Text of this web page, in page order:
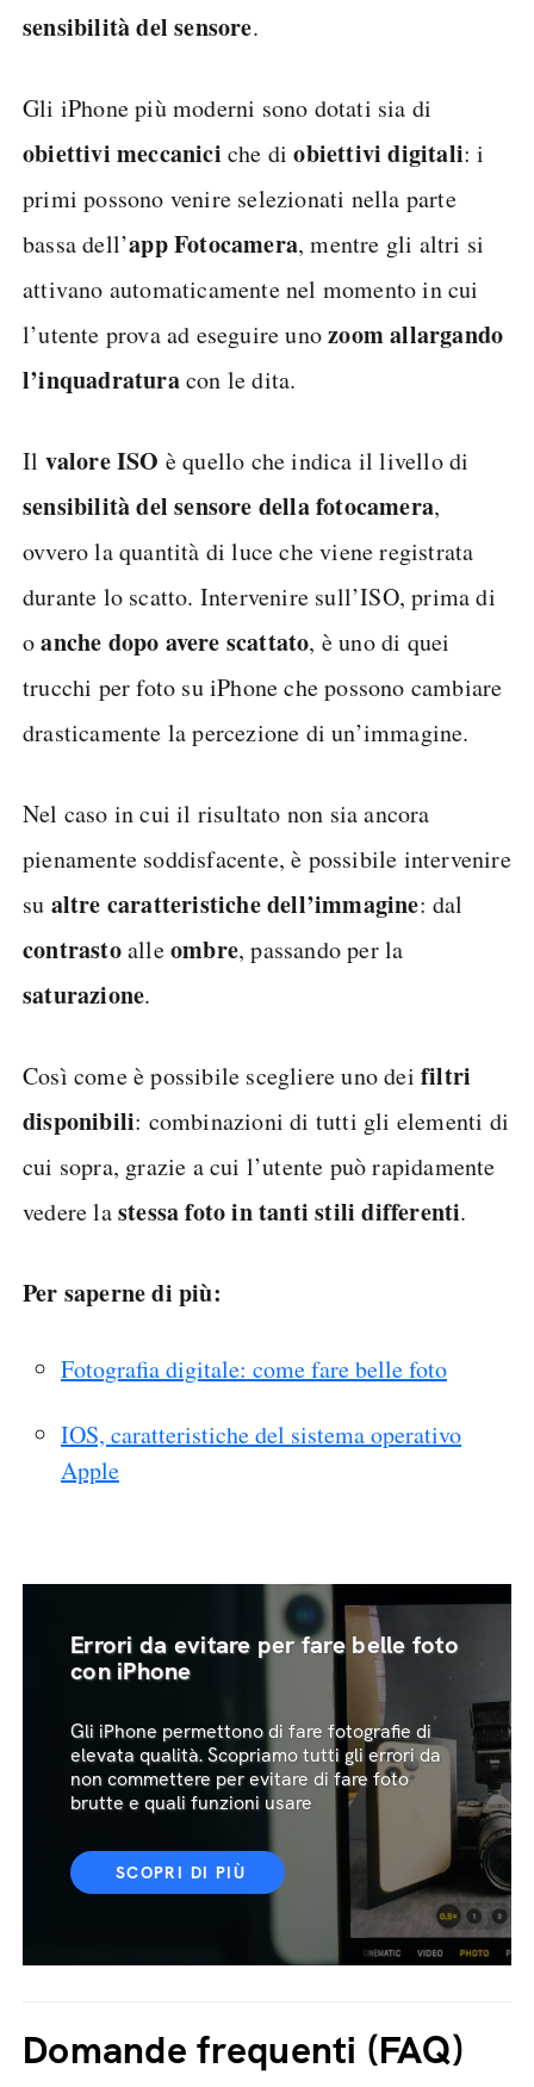
sensibilità del sensore.
Gli iPhone più moderni sono dotati sia di
obiettivi meccanici che diobiettivi digitali: i
primi possono venire selezionati nella parte
bassa dell’app Fotocamera, mentre gli altri si
attivano automaticamente nel momento in cui
l’utente prova ad eseguire unozoom allargando
l’inquadraturacon le dita.
Il valore ISO è quello che indica il livello di
sensibilità del sensore della fotocamera,
ovvero la quantità di luce che viene registrata
durante lo scatto. Intervenire sull’ISO, prima di
oanche dopo avere scattato, è uno di quei
trucchi per foto su iPhone che possono cambiare
drasticamente la percezione di un’immagine.
Nel caso in cui il risultato non sia ancora
pienamente soddisfacente, è possibile intervenire
su altre caratteristiche dell’immagine: dal
contrastoalleombre, passando per la
saturazione.
Così come è possibile scegliere uno dei filtri
disponibili: combinazioni di tutti gli elementi di
cui sopra, grazie a cui l’utente può rapidamente
vedere lastessa foto in tanti stili differenti.
Per saperne di più:
Fotografia digitale: come fare belle foto
IOS, caratteristiche del sistema operativo
Apple
Errori da evitare per fare belle foto
con iPhone
Gli iPhone permettono di fare fotografie di
elevata qualità. Scopriamo tutti gli errori da
non commettere per evitare di fare foto
brutte e quali funzioni usare
SCOPRI DI PIÙ
Domande frequenti (FAQ)